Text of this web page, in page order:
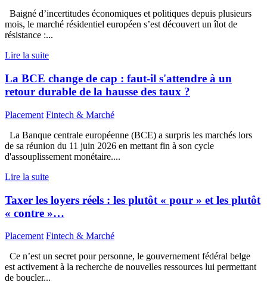
Baigné d’incertitudes économiques et politiques depuis plusieurs
mois, le marché résidentiel européen s’est découvert un îlot de
résistance :...
Lire la suite
La BCE change de cap : faut-il s'attendre à un
retour durable de la hausse des taux ?
Placement Fintech & Marché
La Banque centrale européenne (BCE) a surpris les marchés lors
de sa réunion du 11 juin 2026 en mettant fin à son cycle
d'assouplissement monétaire....
Lire la suite
Taxer les loyers réels : les plutôt « pour » et les plutôt
« contre »…
Placement Fintech & Marché
Ce n’est un secret pour personne, le gouvernement fédéral belge
est activement à la recherche de nouvelles ressources lui permettant
de boucler...